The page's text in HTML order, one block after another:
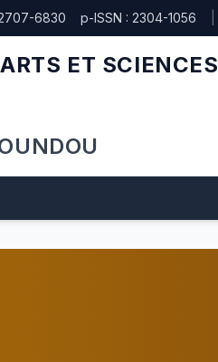
6830 p-ISSN : 2304-1056
ET SCIENCES